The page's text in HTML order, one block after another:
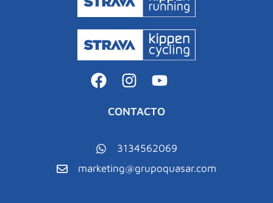
CONTACTO
3134562069
marketing@grupoquasar.com